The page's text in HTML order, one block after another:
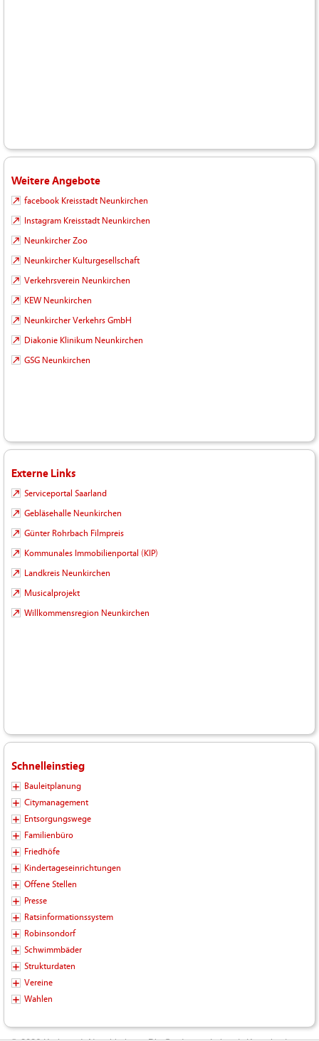
Weitere Angebote
facebook Kreisstadt Neunkirchen
Instagram Kreisstadt Neunkirchen
Neunkircher Zoo
Neunkircher Kulturgesellschaft
Verkehrsverein Neunkirchen
KEW Neunkirchen
Neunkircher Verkehrs GmbH
Diakonie Klinikum Neunkirchen
GSG Neunkirchen
Externe Links
Serviceportal Saarland
Gebläsehalle Neunkirchen
Günter Rohrbach Filmpreis
Kommunales Immobilienportal (KIP)
Landkreis Neunkirchen
Musicalprojekt
Willkommensregion Neunkirchen
Schnelleinstieg
Bauleitplanung
Citymanagement
Entsorgungswege
Familienbüro
Friedhöfe
Kindertageseinrichtungen
Offene Stellen
Presse
Ratsinformationssystem
Robinsondorf
Schwimmbäder
Strukturdaten
Vereine
Wahlen